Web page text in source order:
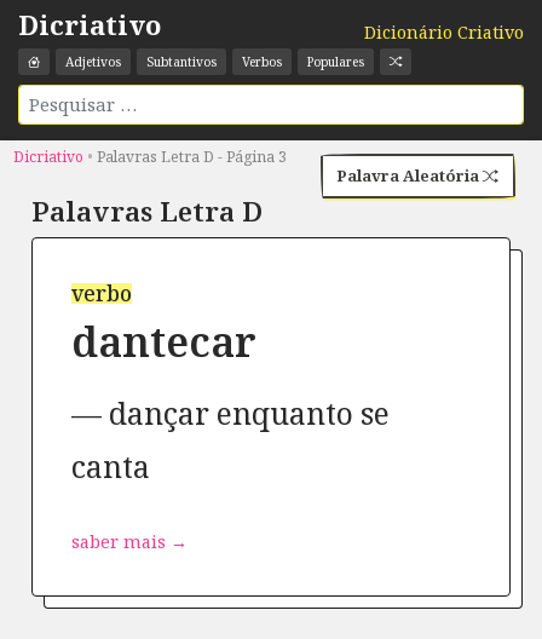
Dicriativo Dicionário Criativo
Adjetivos Subtantivos Verbos Populares
Dicriativo • Palavras Letra D - Página 3
Palavra Aleatória
Palavras Letra D
verbo
dantecar
dançar enquanto se
canta
saber mais →